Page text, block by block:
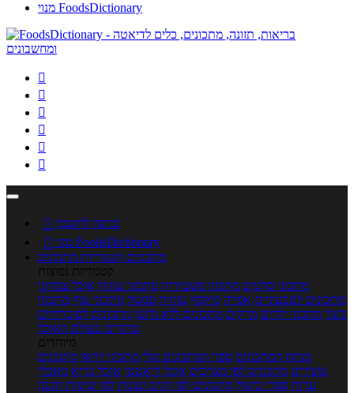
מנוי FoodsDictionary






 כניסה לחשבון

מנוי FoodsDictionary
מתכונים קטגוריות מתכונים
קטגוריות נפוצות
מתכוני סלטים מתכוני פשטידות מתכוני עוגות אוכל צמחוני
מתכונים לטבעוניים אפייה מוקפץ עוגיות פסטה מתכוני עוף מתכוני
בשר מתכוני ילדים מרקים מתכונים ללא גלוטן מתכונים לסוכרתיים
טרנדים בעולם האוכל
מיוחדים
מנתח המתכונים ספר המתכונים שלי מתכוני וידאו מתכונים
עשירים מתכונים לפי מצרכים אוכל דיאטטי אוכל בריא מאכלי
עדות ספרי בישול מתכונים לפי חגים ועונות לפי שיטות הכנה